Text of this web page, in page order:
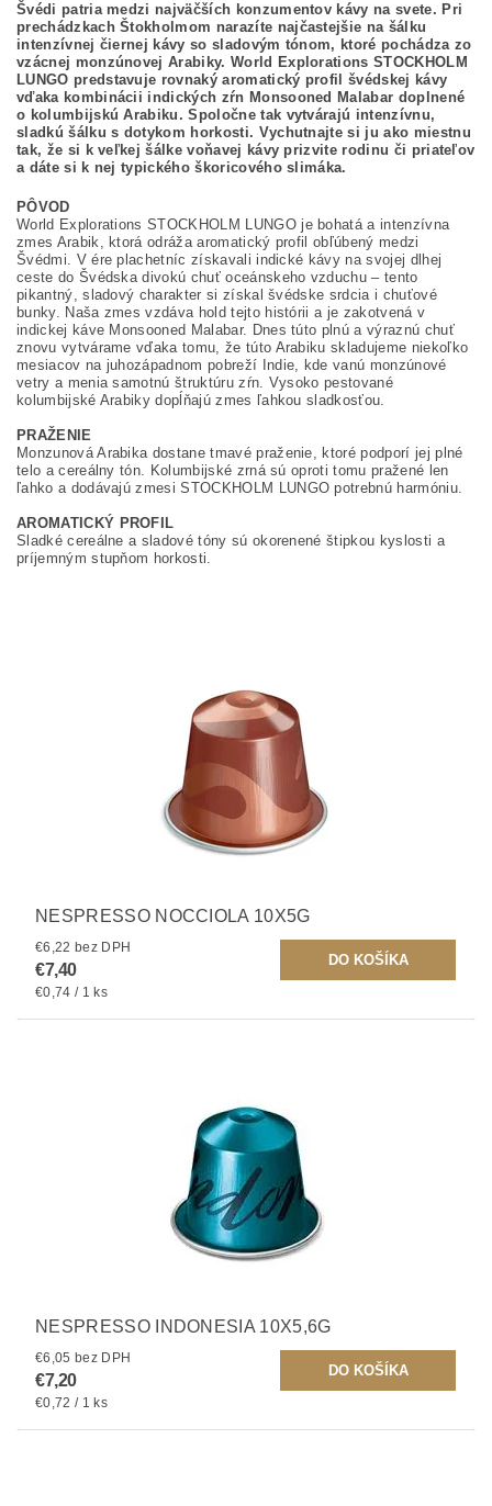
Švédi patria medzi najväčších konzumentov kávy na svete. Pri
prechádzkach Štokholmom narazíte najčastejšie na šálku
intenzívnej čiernej kávy so sladovým tónom, ktoré pochádza zo
vzácnej monzúnovej Arabiky. World Explorations STOCKHOLM
LUNGO predstavuje rovnaký aromatický profil švédskej kávy
vďaka kombinácii indických zŕn Monsooned Malabar doplnené
o kolumbijskú Arabiku. Spoločne tak vytvárajú intenzívnu,
sladkú šálku s dotykom horkosti. Vychutnajte si ju ako miestnu
tak, že si k veľkej šálke voňavej kávy prizvite rodinu či priateľov
a dáte si k nej typického škoricového slimáka.
PÔVOD
World Explorations STOCKHOLM LUNGO je bohatá a intenzívna
zmes Arabik, ktorá odráža aromatický profil obľúbený medzi
Švédmi. V ére plachetníc získavali indické kávy na svojej dlhej
ceste do Švédska divokú chuť oceánskeho vzduchu – tento
pikantný, sladový charakter si získal švédske srdcia i chuťové
bunky. Naša zmes vzdáva hold tejto histórii a je zakotvená v
indickej káve Monsooned Malabar. Dnes túto plnú a výraznú chuť
znovu vytvárame vďaka tomu, že túto Arabiku skladujeme niekoľko
mesiacov na juhozápadnom pobreží Indie, kde vanú monzúnové
vetry a menia samotnú štruktúru zŕn. Vysoko pestované
kolumbijské Arabiky dopĺňajú zmes ľahkou sladkosťou.
PRAŽENIE
Monzunová Arabika dostane tmavé praženie, ktoré podporí jej plné
telo a cereálny tón. Kolumbijské zrná sú oproti tomu pražené len
ľahko a dodávajú zmesi STOCKHOLM LUNGO potrebnú harmóniu.
AROMATICKÝ PROFIL
Sladké cereálne a sladové tóny sú okorenené štipkou kyslosti a
príjemným stupňom horkosti.
NESPRESSO NOCCIOLA 10X5G
€6,22 bez DPH
€7,40
€0,74 / 1 ks
NESPRESSO INDONESIA 10X5,6G
€6,05 bez DPH
€7,20
€0,72 / 1 ks